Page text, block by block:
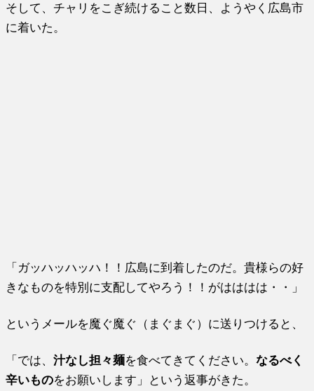
そして、チャリをこぎ続けること数日、ようやく広島市
に着いた。
「ガッハッハッハ！！広島に到着したのだ。貴様らの好
きなものを特別に支配してやろう！！がはははは・・」
というメールを魔ぐ魔ぐ（まぐまぐ）に送りつけると、
「では、汁なし担々麺を食べてきてください。なるべく
辛いものをお願いします」という返事がきた。